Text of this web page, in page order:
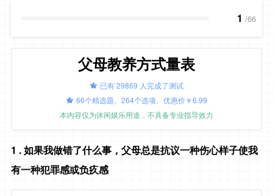
1/66
父母教养方式量表
已有 29869 人完成了测试
66个精选题、264个选项、优惠价￥6.99
本内容仅为休闲娱乐用途，不具备专业指导效力
1 . 如果我做错了什么事，父母总是抗议一种伤心样子使我
有一种犯罪感或负疚感